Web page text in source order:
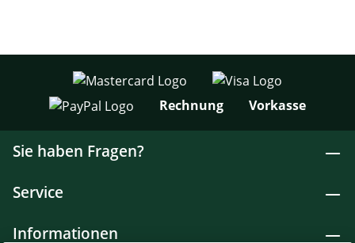
Rechnung Vorkasse
Sie haben Fragen?
Service
Informationen